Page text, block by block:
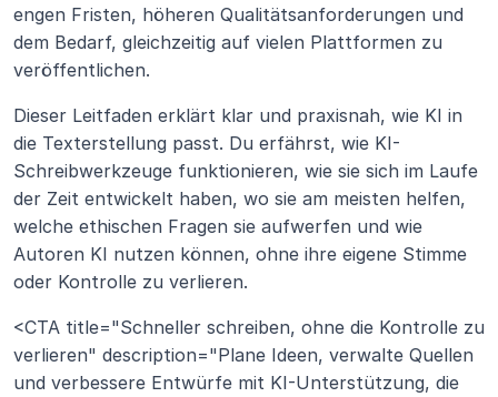
engen Fristen, höheren Qualitätsanforderungen und
dem Bedarf, gleichzeitig auf vielen Plattformen zu
veröffentlichen.
Dieser Leitfaden erklärt klar und praxisnah, wie KI in
die Texterstellung passt. Du erfährst, wie KI-
Schreibwerkzeuge funktionieren, wie sie sich im Laufe
der Zeit entwickelt haben, wo sie am meisten helfen,
welche ethischen Fragen sie aufwerfen und wie
Autoren KI nutzen können, ohne ihre eigene Stimme
oder Kontrolle zu verlieren.
<CTA title="Schneller schreiben, ohne die Kontrolle zu
verlieren" description="Plane Ideen, verwalte Quellen
und verbessere Entwürfe mit KI-Unterstützung, die